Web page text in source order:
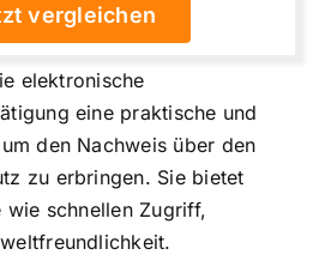
vergleichen
elektronische
eine praktische und
den Nachweis über den
zu erbringen. Sie bietet
wie schnellen Zugriff,